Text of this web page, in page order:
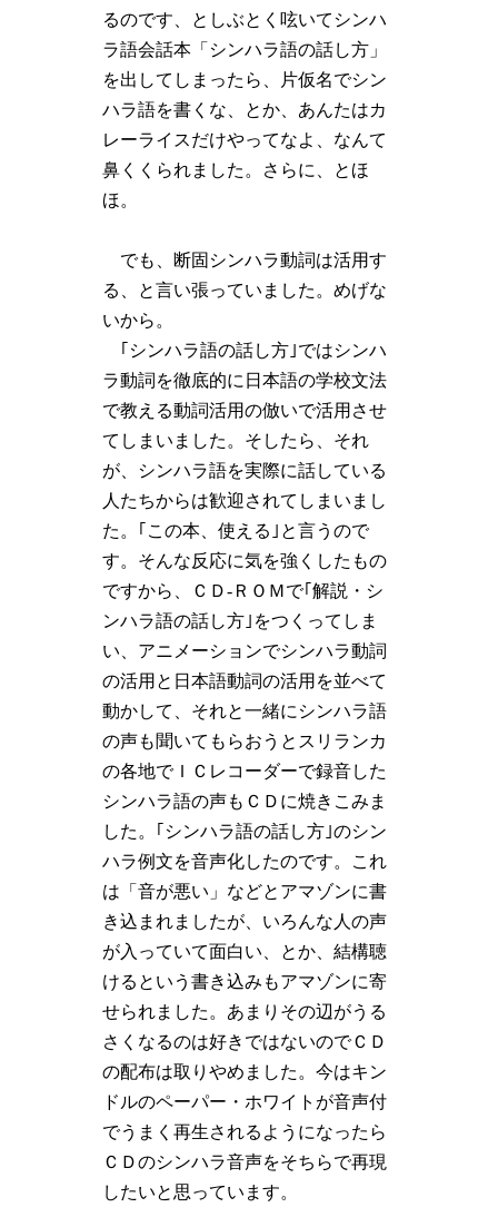
るのです、としぶとく呟いてシンハ
ラ語会話本「シンハラ語の話し方」
を出してしまったら、片仮名でシン
ハラ語を書くな、とか、あんたはカ
レーライスだけやってなよ、なんて
鼻くくられました。さらに、とほ
ほ。
でも、断固シンハラ動詞は活用す
る、と言い張っていました。めげな
いから。
｢シンハラ語の話し方｣ではシンハ
ラ動詞を徹底的に日本語の学校文法
で教える動詞活用の倣いで活用させ
てしまいました。そしたら、それ
が、シンハラ語を実際に話している
人たちからは歓迎されてしまいまし
た。｢この本、使える｣と言うので
す。そんな反応に気を強くしたもの
ですから、ＣＤ-ＲＯＭで｢解説・シ
ンハラ語の話し方｣をつくってしま
い、アニメーションでシンハラ動詞
の活用と日本語動詞の活用を並べて
動かして、それと一緒にシンハラ語
の声も聞いてもらおうとスリランカ
の各地でＩＣレコーダーで録音した
シンハラ語の声もＣＤに焼きこみま
した。｢シンハラ語の話し方｣のシン
ハラ例文を音声化したのです。これ
は「音が悪い」などとアマゾンに書
き込まれましたが、いろんな人の声
が入っていて面白い、とか、結構聴
けるという書き込みもアマゾンに寄
せられました。あまりその辺がうる
さくなるのは好きではないのでＣＤ
の配布は取りやめました。今はキン
ドルのペーパー・ホワイトが音声付
でうまく再生されるようになったら
ＣＤのシンハラ音声をそちらで再現
したいと思っています。